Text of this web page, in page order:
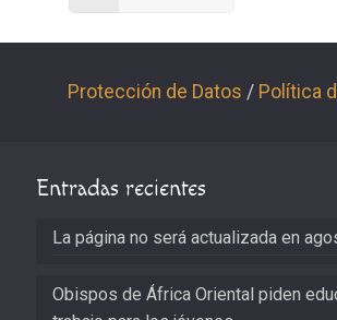
Protección de Datos / Política
Entradas recientes
La página no será actualizada en
Obispos de África Oriental piden